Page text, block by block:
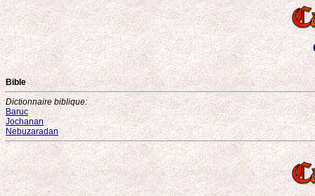
Bible
Dictionnaire biblique:
Baruc
Jochanan
Nebuzaradan